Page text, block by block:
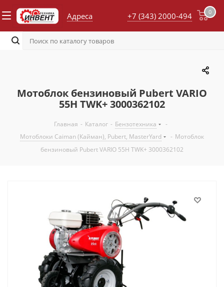
Адреса 0
+7 (343) 2000-494
Мотоблок бензиновый Pubert VARIO
55H TWK+ 3000362102
Главная - Каталог - Бензотехника
-
Мотоблоки Caiman (Кайман), Pubert, MasterYard
- Мотоблок
бензиновый Pubert VARIO 55H TWK+ 3000362102